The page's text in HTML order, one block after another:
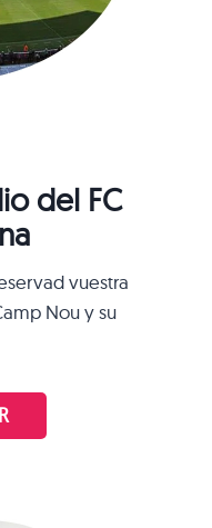
del FC
vuestra
Nou y su